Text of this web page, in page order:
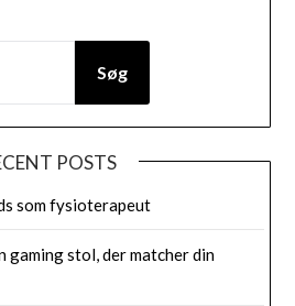
Søg
POSTS
som fysioterapeut
gaming stol, der matcher din